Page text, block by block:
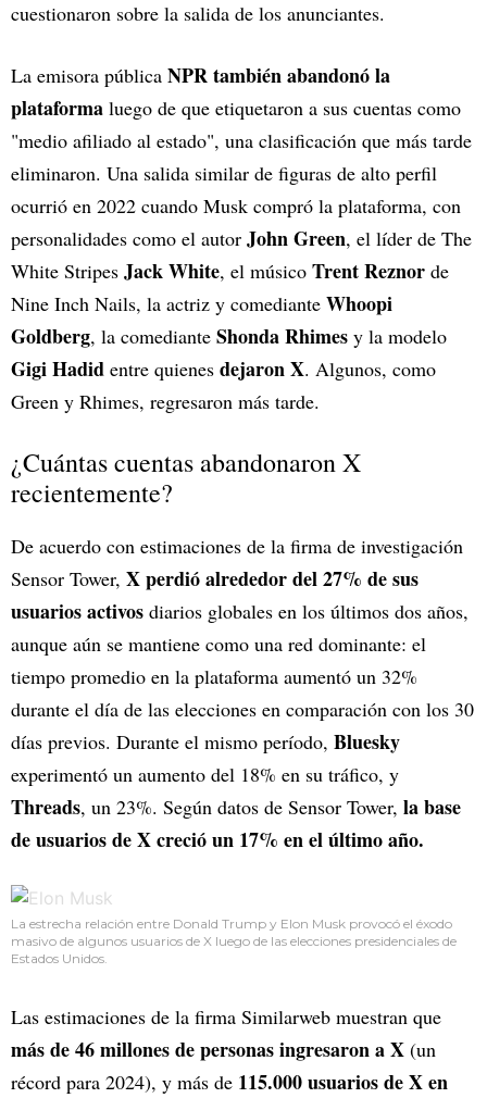
cuestionaron sobre la salida de los anunciantes.
La emisora pública NPR también abandonó la
plataforma luego de que etiquetaron a sus cuentas como
"medio afiliado al estado", una clasificación que más tarde
eliminaron. Una salida similar de figuras de alto perfil
ocurrió en 2022 cuando Musk compró la plataforma, con
personalidades como el autor John Green, el líder de The
White Stripes Jack White, el músico Trent Reznor de
Nine Inch Nails, la actriz y comediante Whoopi
Goldberg, la comediante Shonda Rhimes y la modelo
Gigi Hadid entre quienes dejaron X. Algunos, como
Green y Rhimes, regresaron más tarde.
¿Cuántas cuentas abandonaron X
recientemente?
De acuerdo con estimaciones de la firma de investigación
Sensor Tower, X perdió alrededor del 27% de sus
usuarios activos diarios globales en los últimos dos años,
aunque aún se mantiene como una red dominante: el
tiempo promedio en la plataforma aumentó un 32%
durante el día de las elecciones en comparación con los 30
días previos. Durante el mismo período, Bluesky
experimentó un aumento del 18% en su tráfico, y
Threads, un 23%. Según datos de Sensor Tower, la base
de usuarios de X creció un 17% en el último año.
La estrecha relación entre Donald Trump y Elon Musk provocó el éxodo
masivo de algunos usuarios de X luego de las elecciones presidenciales de
Estados Unidos.
Las estimaciones de la firma Similarweb muestran que
más de 46 millones de personas ingresaron a X (un
récord para 2024), y más de 115.000 usuarios de X en